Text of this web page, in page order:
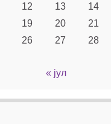
12 13 14
19 20 21
26 27 28
« јул